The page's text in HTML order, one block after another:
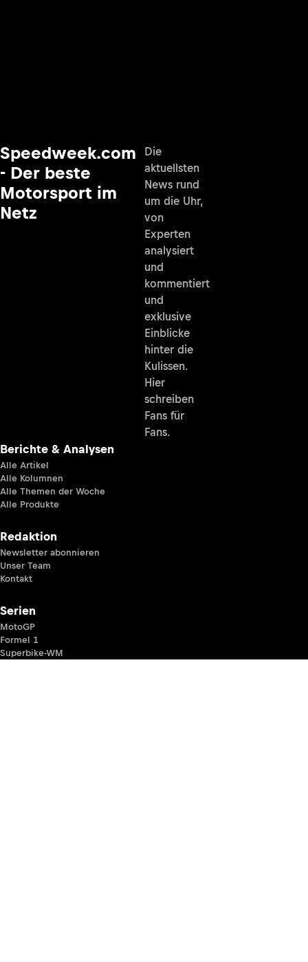
Speedweek.com
- Der beste
Motorsport im
Netz
Die
aktuellsten
News rund
um die Uhr,
von
Experten
analysiert
und
kommentiert
und
exklusive
Einblicke
hinter die
Kulissen.
Hier
schreiben
Fans für
Fans.
Berichte & Analysen
Alle Artikel
Alle Kolumnen
Alle Themen der Woche
Alle Produkte
Redaktion
Newsletter abonnieren
Unser Team
Kontakt
Serien
MotoGP
Formel 1
Superbike-WM